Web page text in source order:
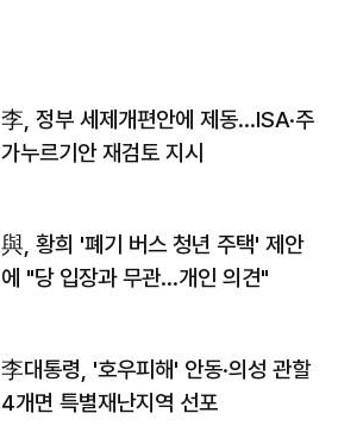
李, 정부 세제개편안에 제동…ISA·주
가누르기안 재검토 지시
與, 황희 '폐기 버스 청년 주택' 제안
에 "당 입장과 무관…개인 의견"
李대통령, '호우피해' 안동·의성 관할
4개면 특별재난지역 선포